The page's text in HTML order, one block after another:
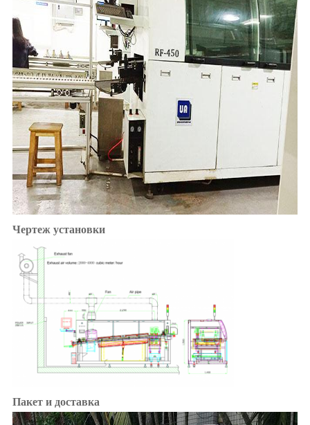
Чертеж установки
Пакет и доставка